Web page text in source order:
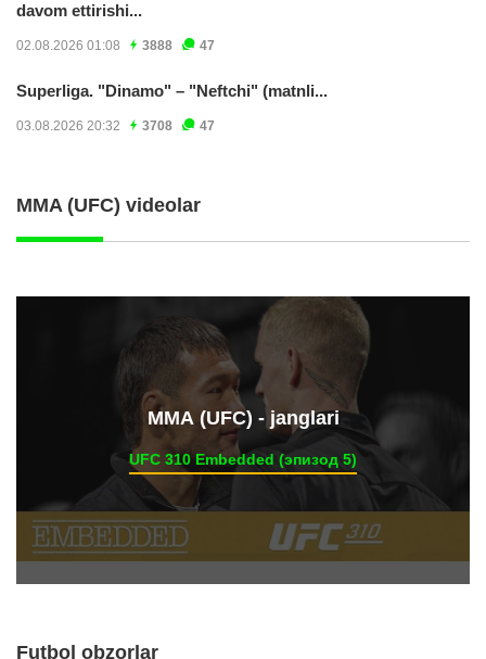
davom ettirishi...
02.08.2026 01:08 3888 47
Superliga. "Dinamo" – "Neftchi" (matnli...
03.08.2026 20:32 3708 47
MMA (UFC) videolar
ММА (UFC) - janglari
UFC 310 Embedded (эпизод 5)
Futbol obzorlar